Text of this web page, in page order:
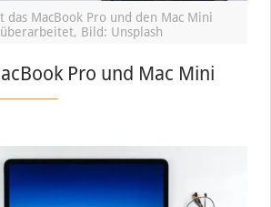
das MacBook Pro und den Mac Mini
überarbeitet, Bild: Unsplash
Pro und Mac Mini